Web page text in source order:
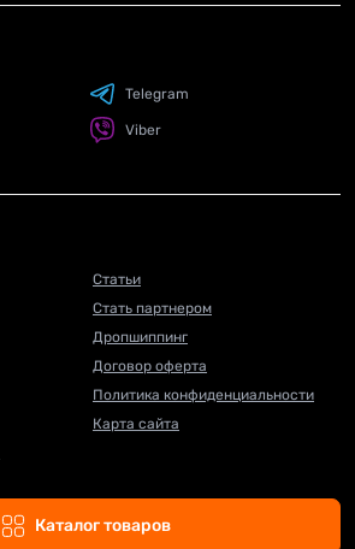
Статьи
Стать партнером
Дропшиппинг
Договор оферта
Политика конфиденциальности
Карта сайта
Каталог товаров
Telegram
Viber